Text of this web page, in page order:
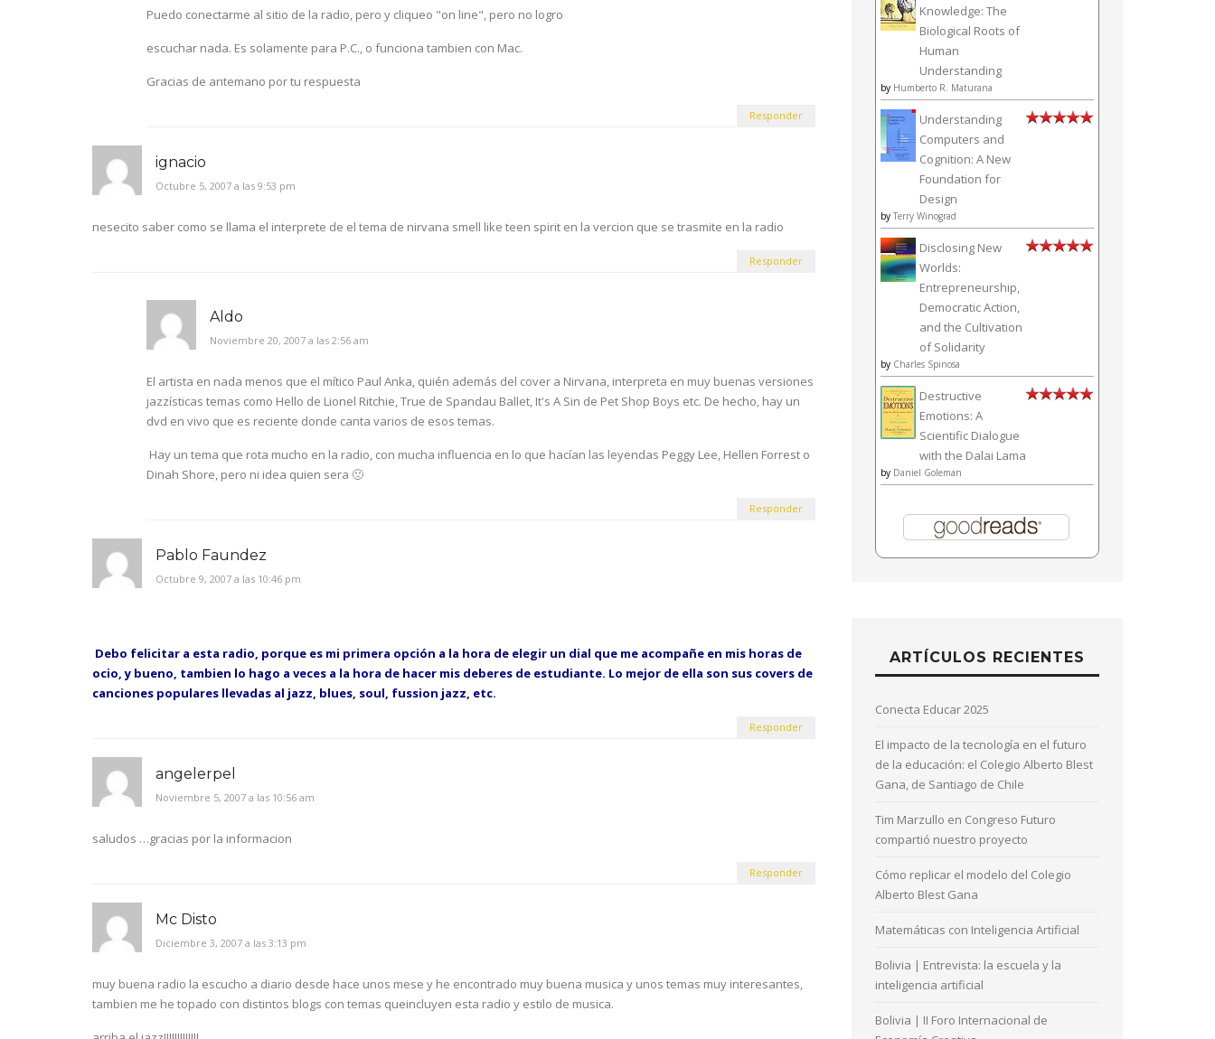
Puedo conectarme al sitio de la radio, pero y cliqueo "on line", pero no logro
escuchar nada. Es solamente para P.C., o funciona tambien con Mac.
Gracias de antemano por tu respuesta
Responder
ignacio
Octubre 5, 2007 a las 9:53 pm
nesecito saber como se llama el interprete de el tema de nirvana smell like teen spirit en la vercion que se trasmite en la radio
Responder
Aldo
Noviembre 20, 2007 a las 2:56 am
El artista en nada menos que el mítico Paul Anka, quién además del cover a Nirvana, interpreta en muy buenas versiones
jazzísticas temas como Hello de Lionel Ritchie, True de Spandau Ballet, It's A Sin de Pet Shop Boys etc. De hecho, hay un
dvd en vivo que es reciente donde canta varios de esos temas.
Hay un tema que rota mucho en la radio, con mucha influencia en lo que hacían las leyendas Peggy Lee, Hellen Forrest o
Dinah Shore, pero ni idea quien sera 🙁
Responder
Pablo Faundez
Octubre 9, 2007 a las 10:46 pm
Debo felicitar a esta radio, porque es mi primera opción a la hora de elegir un dial que me acompañe en mis horas de
ocio, y bueno, tambien lo hago a veces a la hora de hacer mis deberes de estudiante. Lo mejor de ella son sus covers de
canciones populares llevadas al jazz, blues, soul, fussion jazz, etc.
Responder
angelerpel
Noviembre 5, 2007 a las 10:56 am
saludos …gracias por la informacion
Responder
Mc Disto
Diciembre 3, 2007 a las 3:13 pm
muy buena radio la escucho a diario desde hace unos mese y he encontrado muy buena musica y unos temas muy interesantes,
tambien me he topado con distintos blogs con temas queincluyen esta radio y estilo de musica.
Knowledge: The
Biological Roots of
Human
Understanding
by Humberto R. Maturana
Understanding
Computers and
Cognition: A New
Foundation for
Design
by Terry Winograd
Disclosing New
Worlds:
Entrepreneurship,
Democratic Action,
and the Cultivation
of Solidarity
by Charles Spinosa
Destructive
Emotions: A
Scientific Dialogue
with the Dalai Lama
by Daniel Goleman
ARTÍCULOS RECIENTES
Conecta Educar 2025
El impacto de la tecnología en el futuro
de la educación: el Colegio Alberto Blest
Gana, de Santiago de Chile
Tim Marzullo en Congreso Futuro
compartió nuestro proyecto
Cómo replicar el modelo del Colegio
Alberto Blest Gana
Matemáticas con Inteligencia Artificial
Bolivia | Entrevista: la escuela y la
inteligencia artificial
Bolivia | II Foro Internacional de